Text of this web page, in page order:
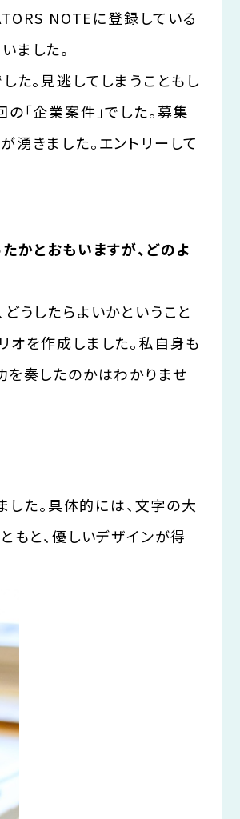
NOTEに登録している
ました。
た。見逃してしまうこともし
「企業案件」でした。募集
きました。エントリーして
かとおもいますが、どのよ
うしたらよいかということ
オを作成しました。私自身も
を奏したのかはわかりませ
した。具体的には、文字の大
もと、優しいデザインが得